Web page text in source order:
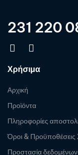
231 220
Χρήσιμα
Αρχική
Προϊόντα
Πληροφορίες
Όροι &
Προστασία δεδομένων